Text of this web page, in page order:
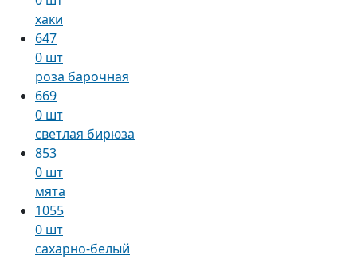
хаки
647
0 шт
роза барочная
669
0 шт
светлая бирюза
853
0 шт
мята
1055
0 шт
сахарно-белый